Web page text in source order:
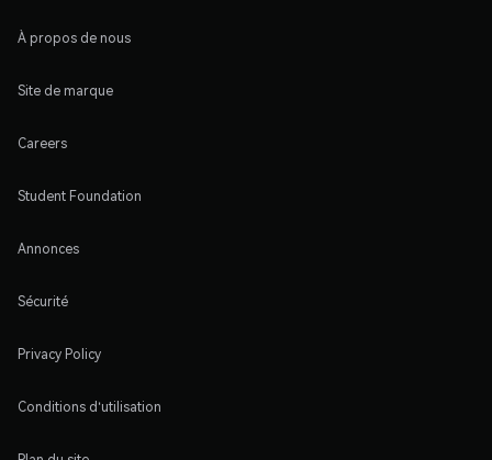
À propos de nous
Site de marque
Careers
Student Foundation
Annonces
Sécurité
Privacy Policy
Conditions d'utilisation